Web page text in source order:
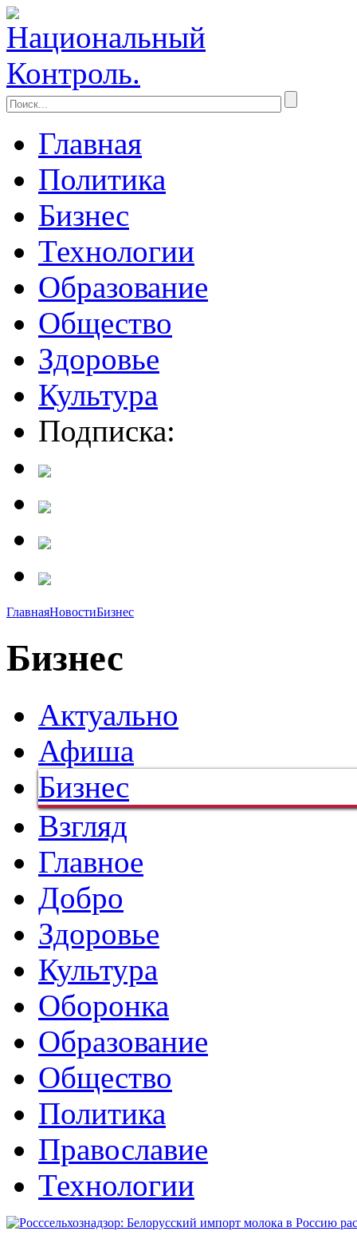
Главная
Политика
Бизнес
Технологии
Образование
Общество
Здоровье
Культура
Подписка:
ГлавнаяНовостиБизнес
Бизнес
Актуально
Афиша
Бизнес
Взгляд
Главное
Добро
Здоровье
Культура
Оборонка
Образование
Общество
Политика
Православие
Технологии